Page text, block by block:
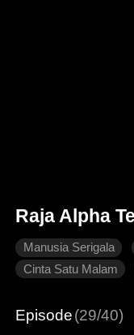
Raja Alpha
Manusia Serigala
Cinta Satu Malam
Episode(29/40)